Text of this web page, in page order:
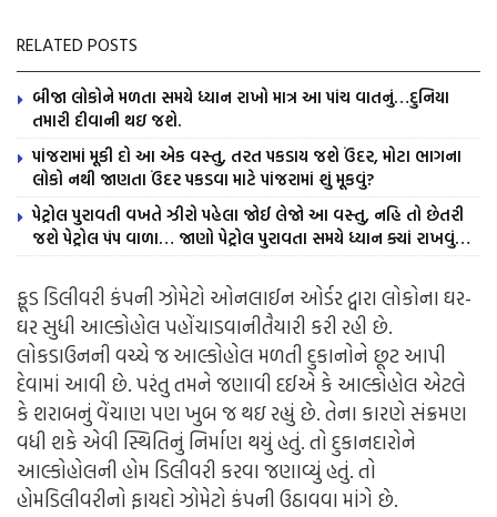
RELATED POSTS
બીજા લોકોને મળતા સમયે ધ્યાન રાખો માત્ર આ પાંચ વાતનું…દુનિયા
તમારી દીવાની થઇ જશે.
પાંજરામાં મૂકી દો આ એક વસ્તુ, તરત પકડાય જશે ઉંદર, મોટા ભાગના
લોકો નથી જાણતા ઉંદર પકડવા માટે પાંજરામાં શું મૂકવું?
પેટ્રોલ પુરાવતી વખતે ઝીરો પહેલા જોઈ લેજો આ વસ્તુ, નહિ તો છેતરી
જશે પેટ્રોલ પંપ વાળા… જાણો પેટ્રોલ પુરાવતા સમયે ધ્યાન ક્યાં રાખવું…
ફૂડ ડિલીવરી કંપની ઝોમેટો ઓનલાઈન ઓર્ડર દ્વારા લોકોના ઘર-
ઘર સુધી આલ્કોહોલ પહોંચાડવાનીતૈયારી કરી રહી છે.
લોકડાઉનની વચ્ચે જ આલ્કોહોલ મળતી દુકાનોને છૂટ આપી
દેવામાં આવી છે. પરંતુ તમને જણાવી દઈએ કે આલ્કોહોલ એટલે
કે શરાબનું વેંચાણ પણ ખુબ જ થઇ રહ્યું છે. તેના કારણે સંક્રમણ
વધી શકે એવી સ્થિતિનું નિર્માણ થયું હતું. તો દુકાનદારોને
આલ્કોહોલની હોમ ડિલીવરી કરવા જણાવ્યું હતું. તો
હોમડિલીવરીનો ફાયદો ઝોમેટો કંપની ઉઠાવવા માંગે છે.